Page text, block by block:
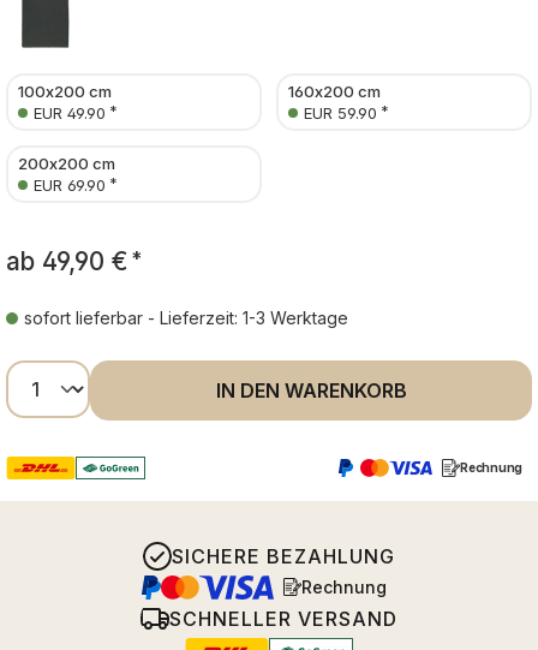
100x200 cm
EUR 49.90 *
160x200 cm
EUR 59.90 *
200x200 cm
EUR 69.90 *
ab 49,90 € *
sofort lieferbar - Lieferzeit: 1-3 Werktage
Produkt Anzahl: Gib den gewünschten
IN DEN WARENKORB
Rechnung
SICHERE BEZAHLUNG
Rechnung
SCHNELLER VERSAND